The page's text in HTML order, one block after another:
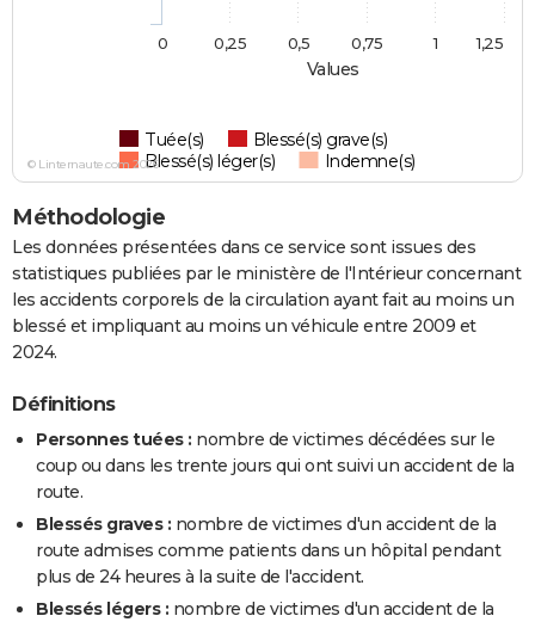
Values
Tuée(s)
Blessé(s) grave(s)
Blessé(s) léger(s)
Indemne(s)
0 1
0,25 0,5 0,75 1,25
© Linternaute.com 2026
Méthodologie
Les données présentées dans ce service sont issues des
statistiques publiées par le ministère de l'Intérieur concernant
les accidents corporels de la circulation ayant fait au moins un
blessé et impliquant au moins un véhicule entre 2009 et
2024.
Définitions
Personnes tuées : nombre de victimes décédées sur le
coup ou dans les trente jours qui ont suivi un accident de la
route.
Blessés graves : nombre de victimes d'un accident de la
route admises comme patients dans un hôpital pendant
plus de 24 heures à la suite de l'accident.
Blessés légers : nombre de victimes d'un accident de la